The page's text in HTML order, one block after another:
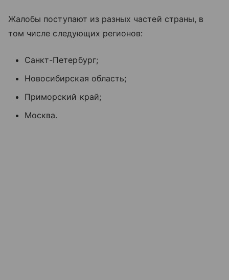
Жалобы поступают из разных частей страны, в
том числе следующих регионов:
Санкт-Петербург;
Новосибирская область;
Приморский край;
Москва.